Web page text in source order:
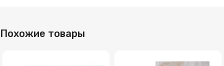
Похожие товары